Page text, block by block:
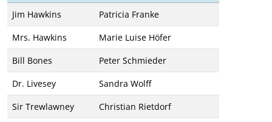
Jim Hawkins
Patricia Franke
Mrs. Hawkins
Marie Luise Höfer
Bill Bones
Peter Schmieder
Dr. Livesey
Sandra Wolff
Sir Trewlawney
Christian Rietdorf